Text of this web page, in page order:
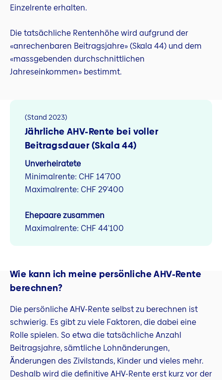
Einzelrente erhalten.
Die tatsächliche Rentenhöhe wird aufgrund der
«anrechenbaren Beitragsjahre» (Skala 44) und dem
«massgebenden durchschnittlichen
Jahreseinkommen» bestimmt.
(Stand 2023)
Jährliche AHV-Rente bei voller
Beitragsdauer (Skala 44)
Unverheiratete
Minimalrente: CHF 14'700
Maximalrente: CHF 29'400
Ehepaare zusammen
Maximalrente: CHF 44'100
Wie kann ich meine persönliche AHV-Rente
berechnen?
Die persönliche AHV-Rente selbst zu berechnen ist
schwierig. Es gibt zu viele Faktoren, die dabei eine
Rolle spielen. So etwa die tatsächliche Anzahl
Beitragsjahre, sämtliche Lohnänderungen,
Änderungen des Zivilstands, Kinder und vieles mehr.
Deshalb wird die definitive AHV-Rente erst kurz vor der